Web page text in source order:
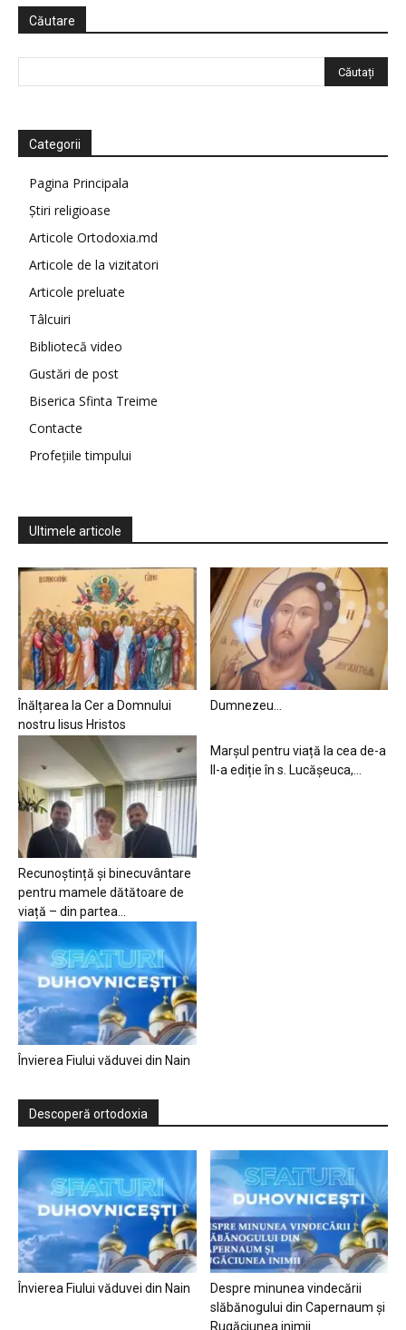
Căutare
Categorii
Pagina Principala
Știri religioase
Articole Ortodoxia.md
Articole de la vizitatori
Articole preluate
Tâlcuiri
Bibliotecă video
Gustări de post
Biserica Sfinta Treime
Contacte
Profețiile timpului
Ultimele articole
Înălțarea la Cer a Domnului
nostru Iisus Hristos
Dumnezeu…
Recunoștință și binecuvântare
pentru mamele dătătoare de
viață – din partea...
Marșul pentru viață la cea de-a
II-a ediție în s. Lucășeuca,...
Învierea Fiului văduvei din Nain
Descoperă ortodoxia
Învierea Fiului văduvei din Nain
Despre minunea vindecării
slăbănogului din Capernaum și
Rugăciunea inimii